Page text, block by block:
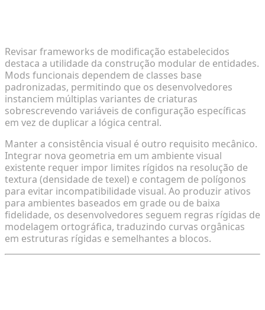
Revisar frameworks de modificação estabelecidos
destaca a utilidade da construção modular de entidades.
Mods funcionais dependem de classes base
padronizadas, permitindo que os desenvolvedores
instanciem múltiplas variantes de criaturas
sobrescrevendo variáveis de configuração específicas
em vez de duplicar a lógica central.
Manter a consistência visual é outro requisito mecânico.
Integrar nova geometria em um ambiente visual
existente requer impor limites rígidos na resolução de
textura (densidade de texel) e contagem de polígonos
para evitar incompatibilidade visual. Ao produzir ativos
para ambientes baseados em grade ou de baixa
fidelidade, os desenvolvedores seguem regras rígidas de
modelagem ortográfica, traduzindo curvas orgânicas
em estruturas rígidas e semelhantes a blocos.